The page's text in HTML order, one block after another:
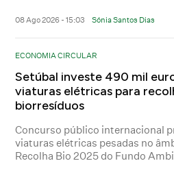
08 Ago 2026 - 15:03 Sónia Santos Dias
ECONOMIA CIRCULAR
Setúbal investe 490 mil
viaturas elétricas para
biorresíduos
Concurso público internacional
viaturas elétricas pesadas no
Recolha Bio 2025 do Fundo